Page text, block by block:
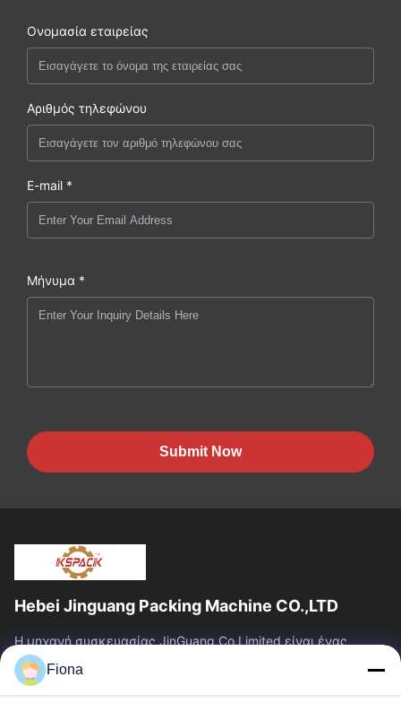
Ονομασία εταιρείας
Αριθμός τηλεφώνου
E-mail *
Μήνυμα *
Submit Now
Hebei Jinguang Packing Machine CO.,LTD
Η μηχανή συσκευασίας JinGuang Co.Limited είναι ένας
επαγγελματικός ζαρωμένος εξοπλισμός εκτύπωσης
χαρτοκιβωτίων και σχετικά μηχανήματα για την...
Fiona